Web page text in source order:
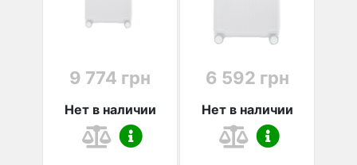
9 774 грн
Нет в наличии
6 592 грн
Нет в наличии